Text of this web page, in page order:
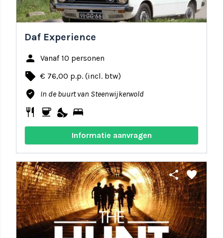
Daf Experience
person Vanaf 10 personen
local_offer € 76,00 p.p. (incl. btw)
where_to_vote In de buurt van Steenwijkerwold
restaurant coffee nights_stay bed
Informatie aanvragen
share favorite